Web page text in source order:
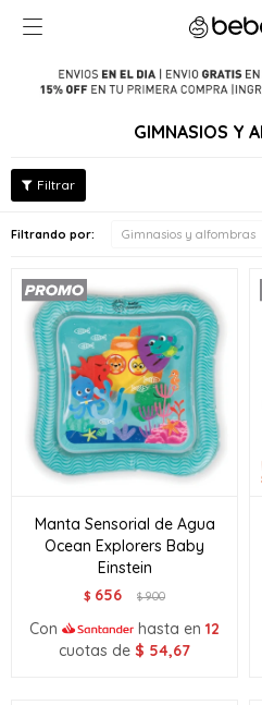

GIMNASIOS Y
Filtrando por: Gimnasios y alfombras
Manta Sensorial de Agua
Ocean Explorers Baby
Einstein
$ 656 $900
Con hasta en 12
cuotas de $ 54,67